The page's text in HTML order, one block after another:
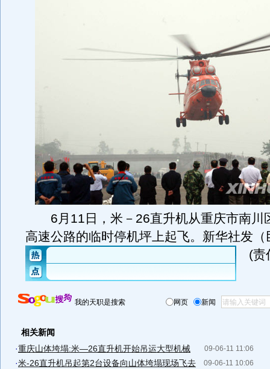
6月11日，米－26直升机从重庆市南川
高速公路的临时停机坪上起飞。新华社发（
(责
我的天职是搜索 网页 新闻
相关新闻
09-06-11 11:06
·重庆山体垮塌:米—26直升机开始吊运大型机械
09-06-11 10:06
·米-26直升机吊起第2台设备向山体垮塌现场飞去